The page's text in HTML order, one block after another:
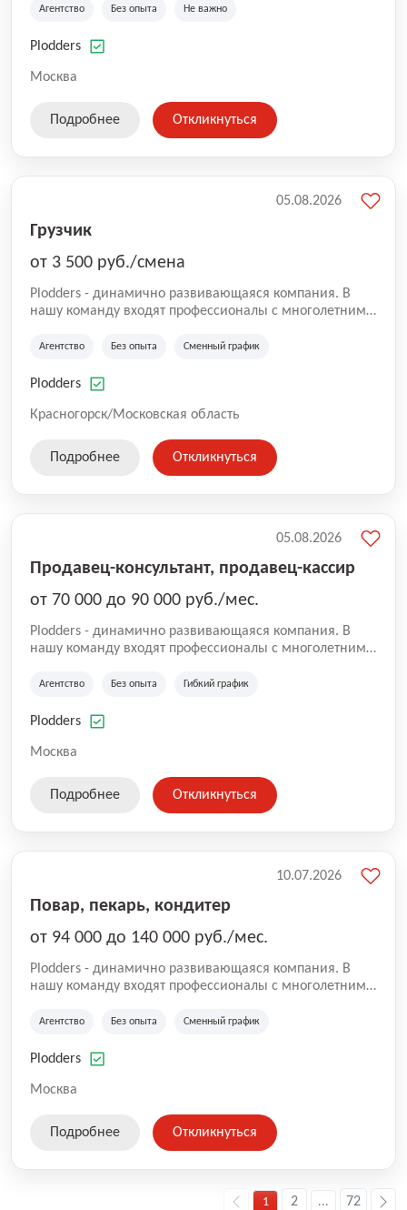
на рынке аутсорсинга, а накопленный опыт позволяют
оказываемых услуг.
Агентство Без опыта Не важно
Plodders
Москва
Подробнее Откликнуться
Грузчик
от 3 500 руб./смена
Plodders - динамично развивающаяся компания. В
нашу команду входят профессионалы с многолетним
на рынке аутсорсинга, а накопленный опыт позволяют
оказываемых услуг.
Агентство Без опыта Сменный график
Plodders
Красногорск/Московская область
05.08.2026
Подробнее Откликнуться
Продавец-консультант, продавец-кассир
от 70 000 до 90 000 руб./мес.
Plodders - динамично развивающаяся компания. В
нашу команду входят профессионалы с многолетним
на рынке аутсорсинга, а накопленный опыт позволяют
оказываемых услуг.
Агентство Без опыта Гибкий график
Plodders
Москва
05.08.2026
Подробнее Откликнуться
Повар, пекарь, кондитер
от 94 000 до 140 000 руб./мес.
Plodders - динамично развивающаяся компания. В
нашу команду входят профессионалы с многолетним
на рынке аутсорсинга, а накопленный опыт позволяют
оказываемых услуг.
Агентство Без опыта Сменный график
Plodders
Москва
10.07.2026
Подробнее Откликнуться
1 2 ... 72